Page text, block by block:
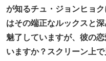
が知るチュ・ジョンヒョ
はその端正なルックスと
魅了していますが、彼の
いますか？スクリーン上